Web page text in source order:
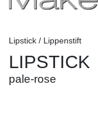
Lipstick / Lippenstift
LIPSTICK
pale-rose